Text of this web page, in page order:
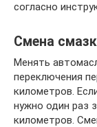
согласно
Смена
Менять
переключения
километров.
нужно один раз
километров.